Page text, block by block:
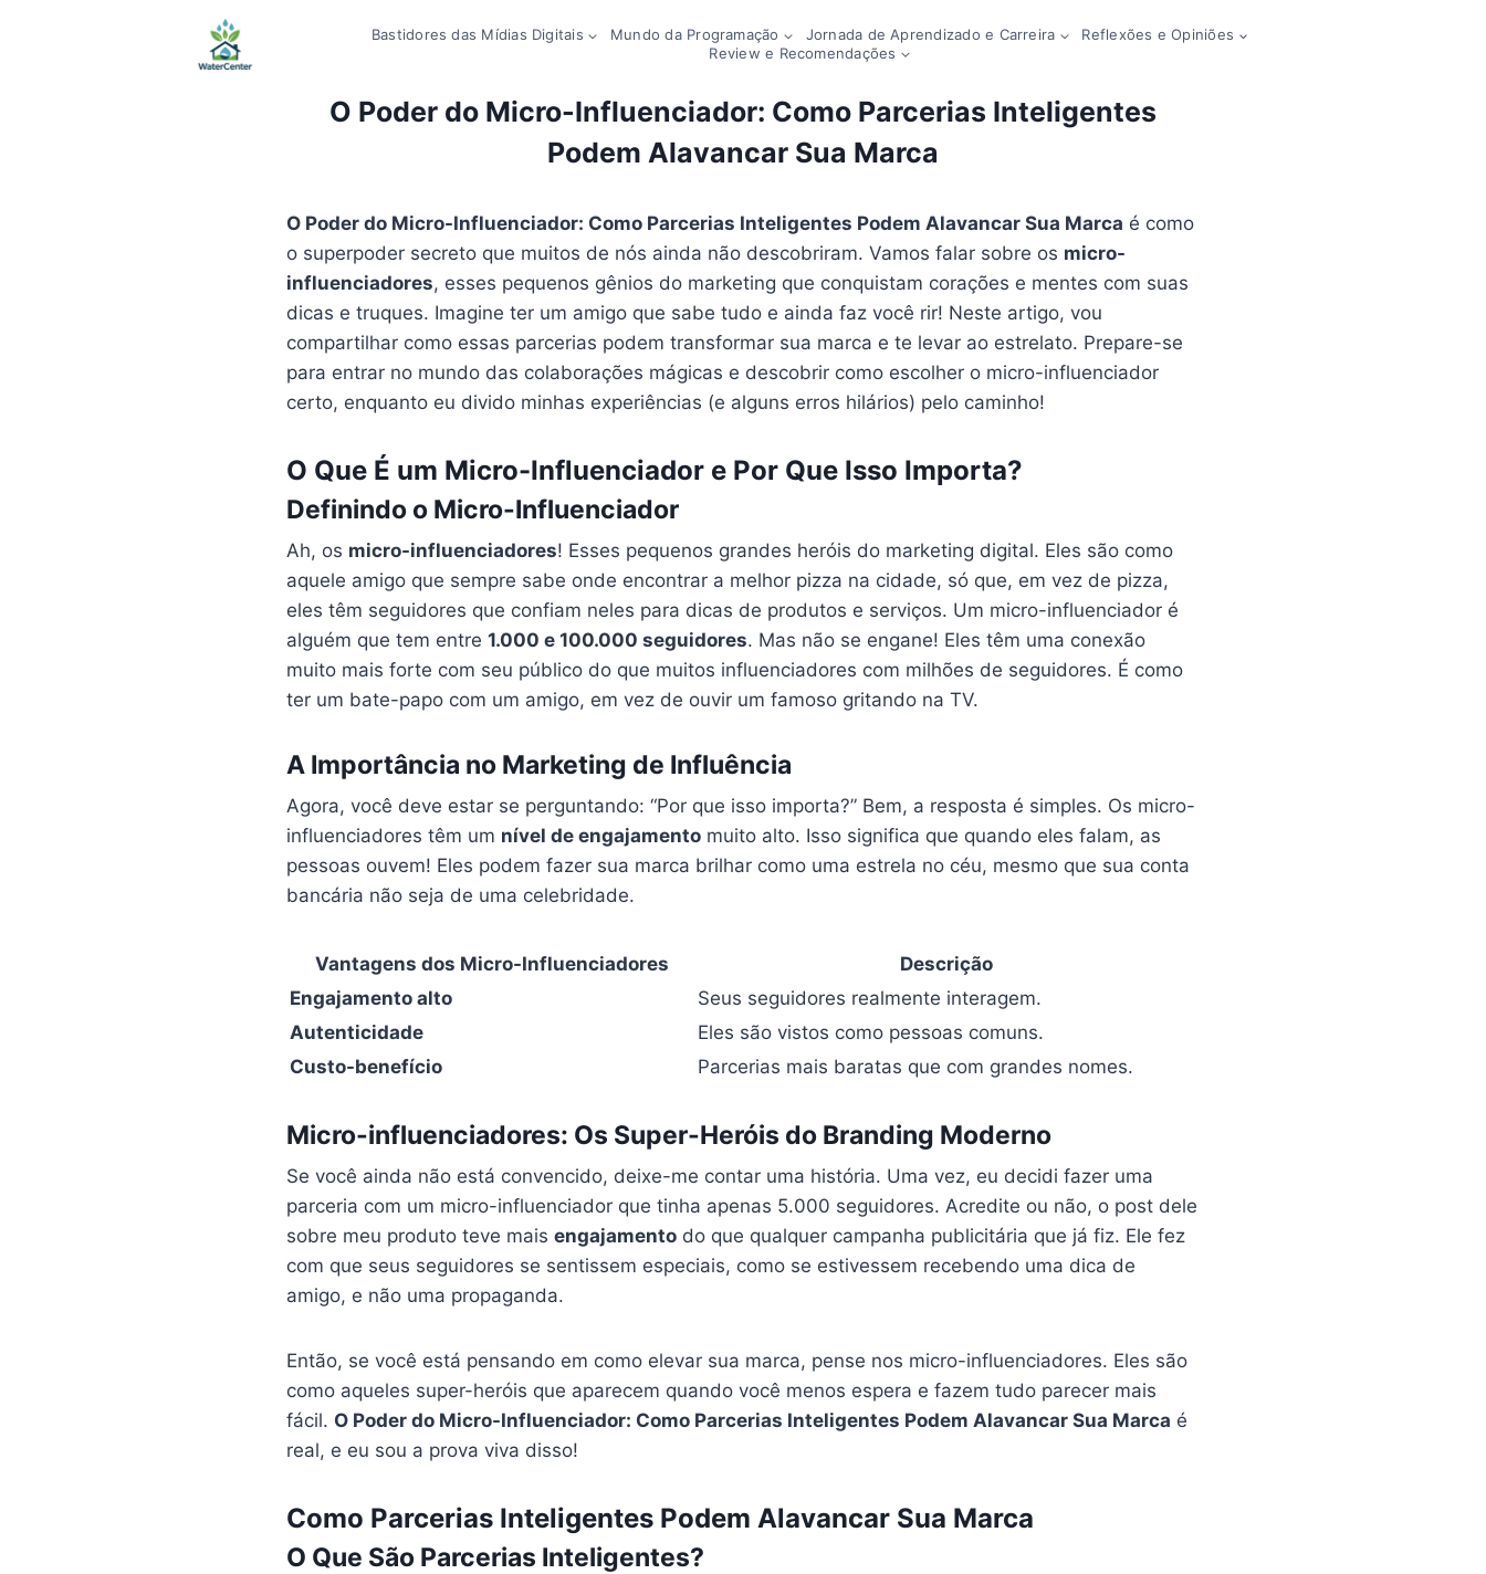
Bastidores das Mídias Digitais Mundo da Programação Jornada de Aprendizado e Carreira
Reflexões e Opiniões
Review e Recomendações
O Poder do Micro-Influenciador: Como Parcerias Inteligentes
Podem Alavancar Sua Marca
O Poder do Micro-Influenciador: Como Parcerias Inteligentes Podem Alavancar Sua Marca é como
o superpoder secreto que muitos de nós ainda não descobriram. Vamos falar sobre os micro-
influenciadores, esses pequenos gênios do marketing que conquistam corações e mentes com suas
dicas e truques. Imagine ter um amigo que sabe tudo e ainda faz você rir! Neste artigo, vou
compartilhar como essas parcerias podem transformar sua marca e te levar ao estrelato. Prepare-se
para entrar no mundo das colaborações mágicas e descobrir como escolher o micro-influenciador
certo, enquanto eu divido minhas experiências (e alguns erros hilários) pelo caminho!
O Que É um Micro-Influenciador e Por Que Isso Importa?
Definindo o Micro-Influenciador
Ah, os micro-influenciadores! Esses pequenos grandes heróis do marketing digital. Eles são como
aquele amigo que sempre sabe onde encontrar a melhor pizza na cidade, só que, em vez de pizza,
eles têm seguidores que confiam neles para dicas de produtos e serviços. Um micro-influenciador é
alguém que tem entre1.000 e 100.000 seguidores. Mas não se engane! Eles têm uma conexão
muito mais forte com seu público do que muitos influenciadores com milhões de seguidores. É como
ter um bate-papo com um amigo, em vez de ouvir um famoso gritando na TV.
A Importância no Marketing de Influência
Agora, você deve estar se perguntando: “Por que isso importa?” Bem, a resposta é simples. Os micro-
influenciadores têm um nível de engajamento muito alto. Isso significa que quando eles falam, as
pessoas ouvem! Eles podem fazer sua marca brilhar como uma estrela no céu, mesmo que sua conta
bancária não seja de uma celebridade.
Vantagens dos Micro-Influenciadores
Descrição
Engajamento alto
Seus seguidores realmente interagem.
Autenticidade
Eles são vistos como pessoas comuns.
Custo-benefício
Parcerias mais baratas que com grandes nomes.
Micro-influenciadores: Os Super-Heróis do Branding Moderno
Se você ainda não está convencido, deixe-me contar uma história. Uma vez, eu decidi fazer uma
parceria com um micro-influenciador que tinha apenas 5.000 seguidores. Acredite ou não, o post dele
sobre meu produto teve maisengajamento do que qualquer campanha publicitária que já fiz. Ele fez
com que seus seguidores se sentissem especiais, como se estivessem recebendo uma dica de
amigo, e não uma propaganda.
Então, se você está pensando em como elevar sua marca, pense nos micro-influenciadores. Eles são
como aqueles super-heróis que aparecem quando você menos espera e fazem tudo parecer mais
fácil. O Poder do Micro-Influenciador: Como Parcerias Inteligentes Podem Alavancar Sua Marca é
real, e eu sou a prova viva disso!
Como Parcerias Inteligentes Podem Alavancar Sua Marca
O Que São Parcerias Inteligentes?